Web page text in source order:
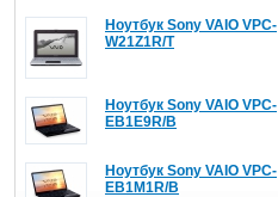
Ноутбук Sony VAIO VPC-
W21Z1R/T
Ноутбук Sony VAIO VPC-
EB1E9R/B
Ноутбук Sony VAIO VPC-
EB1M1R/B